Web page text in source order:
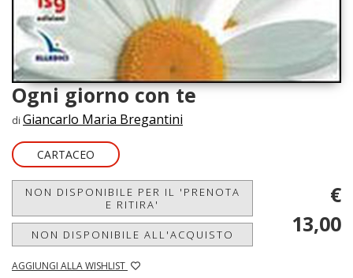
Ogni giorno con te
di Giancarlo Maria Bregantini
CARTACEO
NON DISPONIBILE PER IL 'PRENOTA
E RITIRA'
NON DISPONIBILE ALL'ACQUISTO
AGGIUNGI ALLA WISHLIST
€
13,00